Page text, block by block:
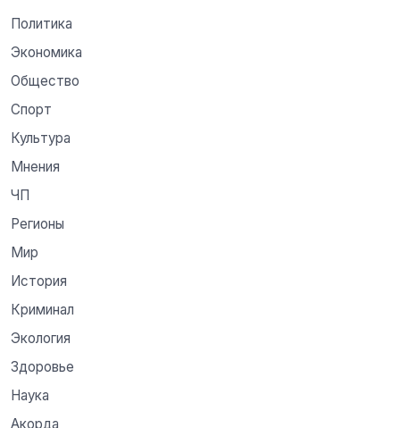
Политика
Экономика
Общество
Спорт
Культура
Мнения
ЧП
Регионы
Мир
История
Криминал
Экология
Здоровье
Наука
Акорда